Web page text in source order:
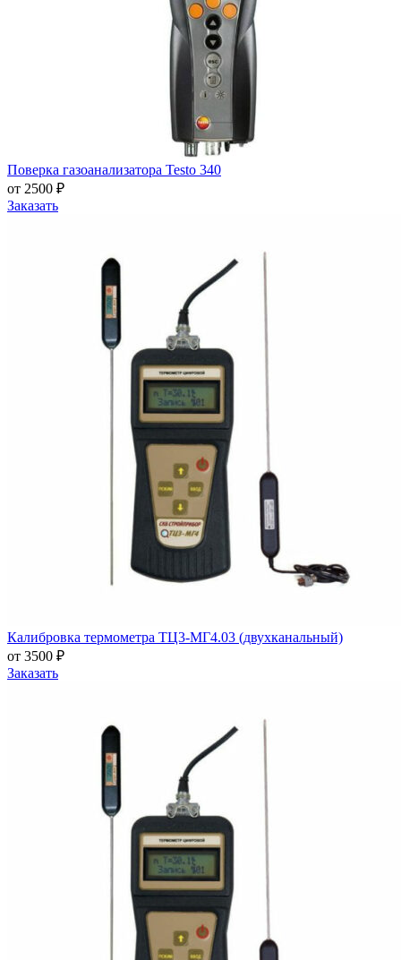
Поверка газоанализатора Testo 340
от 2500 ₽
Заказать
Калибровка термометра ТЦ3-МГ4.03 (двухканальный)
от 3500 ₽
Заказать